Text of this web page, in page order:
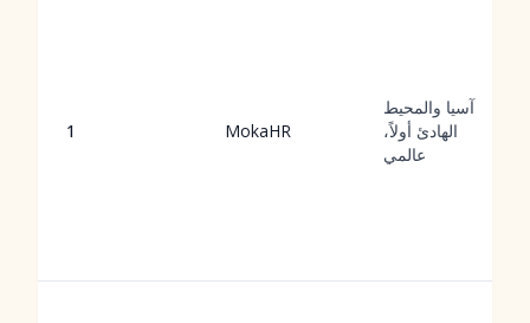
1 MokaHR
آسيا والمحيط
الهادئ أولاً،
عالمي